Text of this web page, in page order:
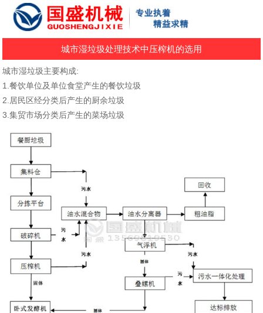
城市湿垃圾处理技术中压榨机的选用
城市湿垃圾主要构成:
1.餐饮单位及单位食堂产生的餐饮垃圾
2.居民区经分类后产生的厨余垃圾
3.集贸市场分类后产生的菜场垃圾